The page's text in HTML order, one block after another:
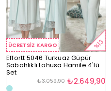
ÜCRETSIZ KARGO %13
Effortt 5046 Turkuaz Güpür
Sabahlıklı Lohusa Hamile 4'lü
Set
₺2.649,90
₺3.059,90